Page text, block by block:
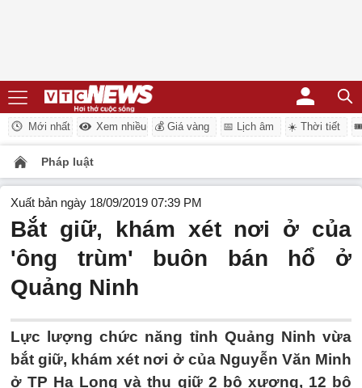
Mới nhất Xem nhiều 💰 Giá vàng 📅 Lịch âm ☀️ Thời tiết
Pháp luật
Xuất bản ngày 18/09/2019 07:39 PM
Bắt giữ, khám xét nơi ở của
'ông trùm' buôn bán hổ ở
Quảng Ninh
Lực lượng chức năng tỉnh Quảng Ninh vừa
bắt giữ, khám xét nơi ở của Nguyễn Văn Minh
ở TP Hạ Long và thu giữ 2 bộ xương, 12 bộ